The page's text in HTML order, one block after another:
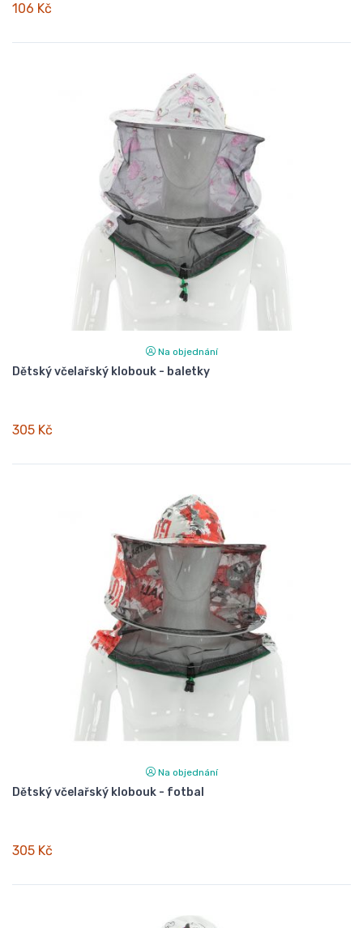
106 Kč
Na objednání
Dětský včelařský klobouk - baletky
305 Kč
Na objednání
Dětský včelařský klobouk - fotbal
305 Kč